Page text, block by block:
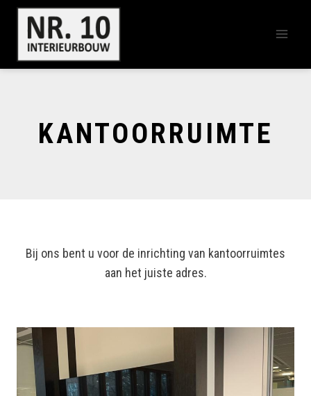
Doorgaan
inhoud
KANTOORRUIMTE
Bij ons bent u voor de inrichting van kantoorruimtes
aan het juiste adres.